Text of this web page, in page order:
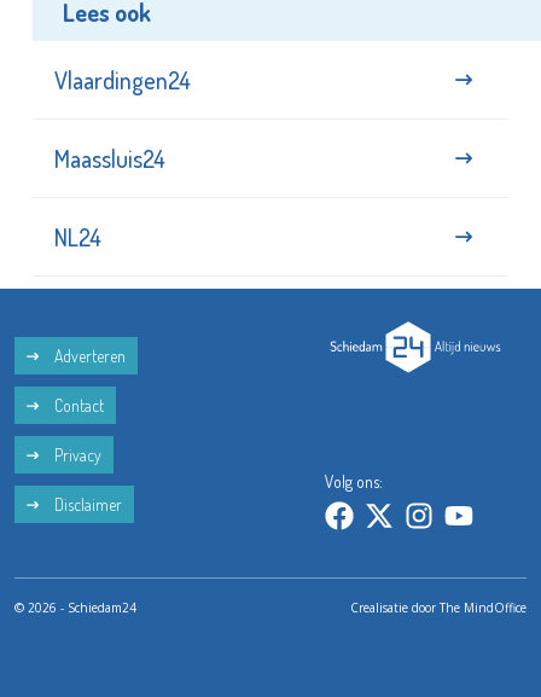
Lees ook
Vlaardingen24
Maassluis24
NL24
Adverteren
Contact
Privacy
Disclaimer
Volg ons:
© 2026 - Schiedam24 Crealisatie doorThe MindOffice